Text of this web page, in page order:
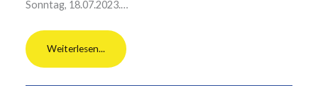
Sonntag, 18.07.2023.…
Weiterlesen...